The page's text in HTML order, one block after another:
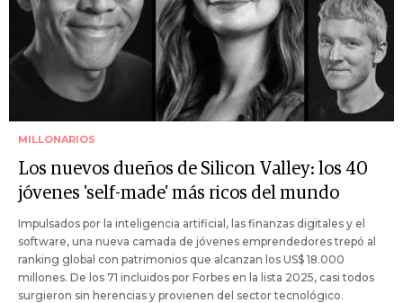
MILLONARIOS
Los nuevos dueños de Silicon Valley: los 40
jóvenes 'self-made' más ricos del mundo
Impulsados por la inteligencia artificial, las finanzas digitales y el
software, una nueva camada de jóvenes emprendedores trepó al
ranking global con patrimonios que alcanzan los US$ 18.000
millones. De los 71 incluidos por Forbes en la lista 2025, casi todos
surgieron sin herencias y provienen del sector tecnológico.